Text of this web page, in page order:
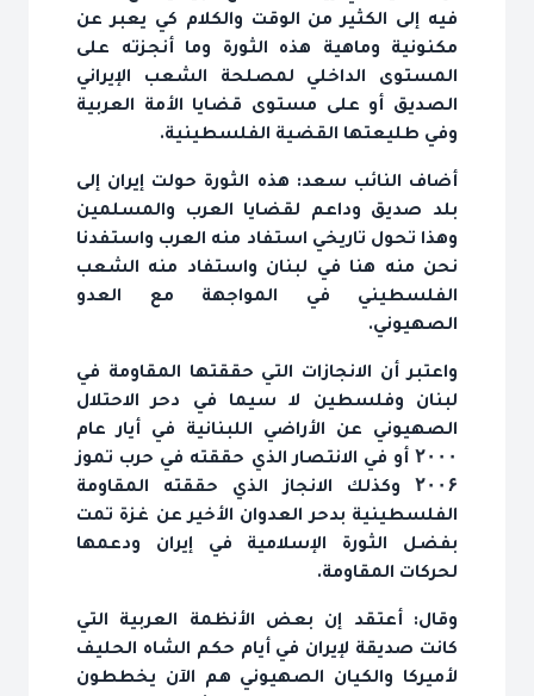
فيه إلى الكثير من الوقت والكلام كي يعبر عن
مكنونية وماهية هذه الثورة وما أنجزته على
المستوى الداخلي لمصلحة الشعب الإيراني
الصديق أو على مستوى قضايا الأمة العربية
وفي طليعتها القضية الفلسطينية.
أضاف النائب سعد: هذه الثورة حولت إيران إلى
بلد صديق وداعم لقضايا العرب والمسلمين
وهذا تحول تاريخي استفاد منه العرب واستفدنا
نحن منه هنا في لبنان واستفاد منه الشعب
الفلسطيني في المواجهة مع العدو
الصهيوني.
واعتبر أن الانجازات التي حققتها المقاومة في
لبنان وفلسطين لا سيما في دحر الاحتلال
الصهيوني عن الأراضي اللبنانية في أيار عام
۲۰۰۰ أو في الانتصار الذي حققته في حرب تموز
۲۰۰۶ وكذلك الانجاز الذي حققته المقاومة
الفلسطينية بدحر العدوان الأخير عن غزة تمت
بفضل الثورة الإسلامية في إيران ودعمها
لحركات المقاومة.
وقال: أعتقد إن بعض الأنظمة العربية التي
كانت صديقة لإيران في أيام حكم الشاه الحليف
لأميركا والكيان الصهيوني هم الآن يخططون